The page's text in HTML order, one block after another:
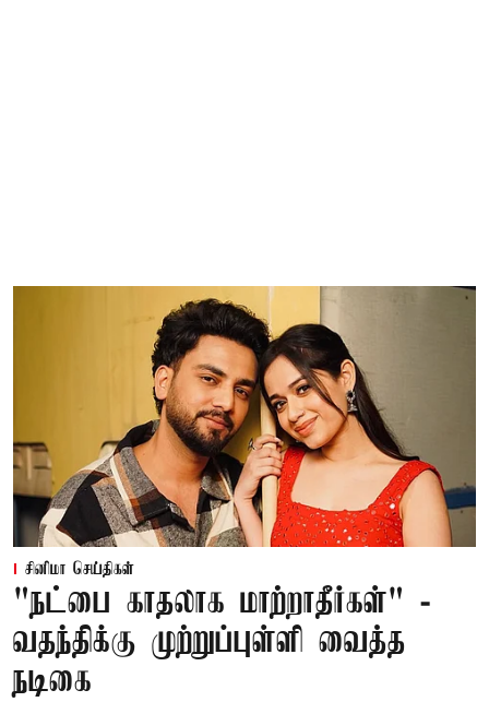
சினிமா செய்திகள்
"நட்பை காதலாக மாற்றாதீர்கள்" -
வதந்திக்கு முற்றுப்புள்ளி வைத்த
நடிகை